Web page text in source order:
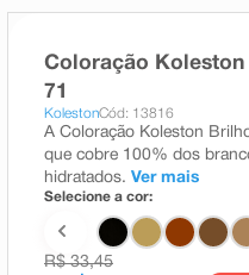
Coloração
71
KolestonCód: 13816
A Coloração Koleston
que cobre 100% dos
hidratados. Ver mais
Selecione a cor:
R$ 33,45